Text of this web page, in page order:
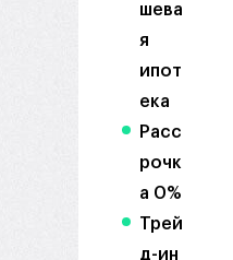
шева
я
ипот
ека
Расс
рочк
а 0%
Трей
д-ин